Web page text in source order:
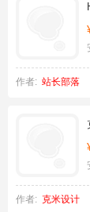
作者: 站长部落
作者: 克米设计